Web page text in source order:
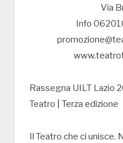
Via
Info
Rassegna UILT Lazio
Teatro | Terza edizione
Il Teatro che ci unisce.